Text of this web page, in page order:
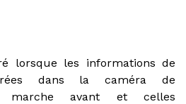
lorsque les informations de
dans la caméra de
marche avant et celles